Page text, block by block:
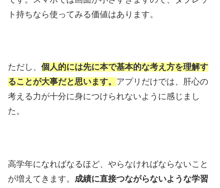
ト持ちなら使ってみる価値はあります。
ただし、 個人的には先に本で基本的な考え方を理解す
ることが大事だと思います。 アプリだけでは、肝心の
考える力が十分に身につけられないように感じまし
た。
高学年になればなるほど、やらなければならないこと
が増えてきます。 成績に直接つながらないような学習